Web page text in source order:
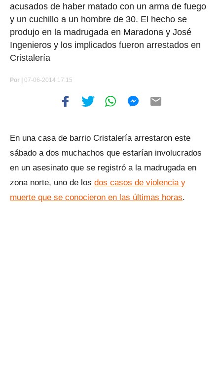
acusados de haber matado con un arma de fuego
y un cuchillo a un hombre de 30. El hecho se
produjo en la madrugada en Maradona y José
Ingenieros y los implicados fueron arrestados en
Cristalería
Por 07-06-2014 17:15
En una casa de barrio Cristalería arrestaron este
sábado a dos muchachos que estarían involucrados
en un asesinato que se registró a la madrugada en
zona norte, uno de los dos casos de violencia y
muerte que se conocieron en las últimas horas.